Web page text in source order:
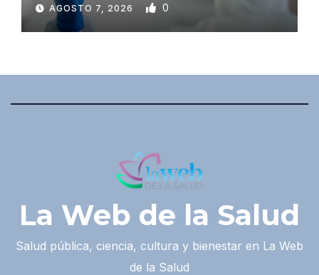
AGOSTO 7, 2026 0
La Web de la Salud
Salud pública, ciencia, cultura y bienestar en La Web
de la Salud